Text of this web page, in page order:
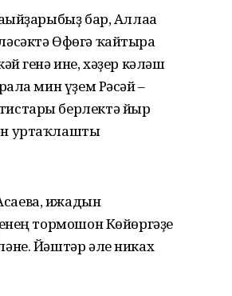
бар, Аллаға
Өфөгә ҡайтырға
генә ине, хәҙер кәләш
мин үҙем Рәсәй –
берлектә йыр
уртаҡлашты
ижадын
тормошон Көйөргәҙе
Йәштәр әле никах